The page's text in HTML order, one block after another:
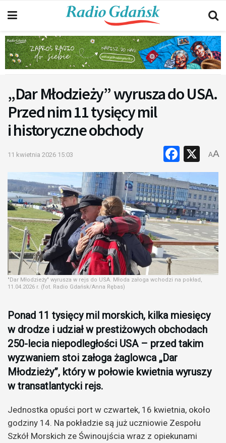
„Dar Młodzieży” wyrusza do USA.
Przed nim 11 tysięcy mil
i historyczne obchody
11 kwietnia 2026 15:03 X
AA
"Dar Młodzieży" wyrusza w rejs do USA. Młoda załoga wchodzi na pokład,
11.04.2026 r. (fot. Radio Gdańsk/Anna Rębas)
Ponad 11 tysięcy mil morskich, kilka miesięcy
w drodze i udział w prestiżowych obchodach
250-lecia niepodległości USA – przed takim
wyzwaniem stoi załoga żaglowca „Dar
Młodzieży”, który w połowie kwietnia wyruszy
w transatlantycki rejs.
Jednostka opuści port w czwartek, 16 kwietnia, około
godziny 14. Na pokładzie są już uczniowie Zespołu
Szkół Morskich ze Świnoujścia wraz z opiekunami